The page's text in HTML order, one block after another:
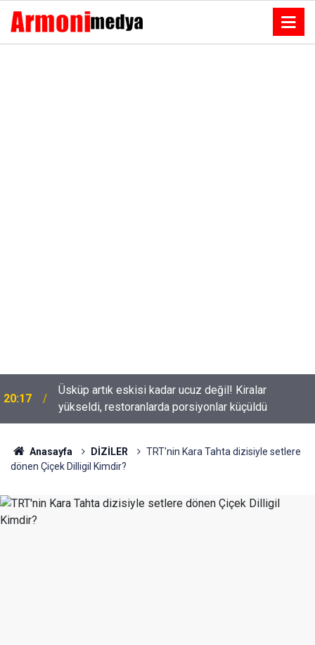
20:17
Üsküp artık eskisi kadar ucuz değil! Kiralar
yükseldi, restoranlarda porsiyonlar küçüldü
Anasayfa DİZİLER
TRT'nin Kara Tahta dizisiyle setlere
dönen Çiçek Dilligil Kimdir?